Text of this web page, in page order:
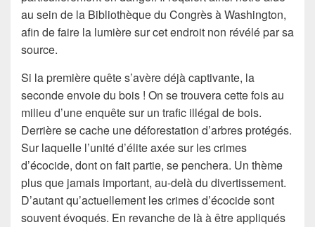
au sein de la Bibliothèque du Congrès à Washington,
afin de faire la lumière sur cet endroit non révélé par sa
source.
Si la première quête s’avère déjà captivante, la
seconde envoie du bois ! On se trouvera cette fois au
milieu d’une enquête sur un trafic illégal de bois.
Derrière se cache une déforestation d’arbres protégés.
Sur laquelle l’unité d’élite axée sur les crimes
d’écocide, dont on fait partie, se penchera. Un thème
plus que jamais important, au-delà du divertissement.
D’autant qu’actuellement les crimes d’écocide sont
souvent évoqués. En revanche de là à être appliqués